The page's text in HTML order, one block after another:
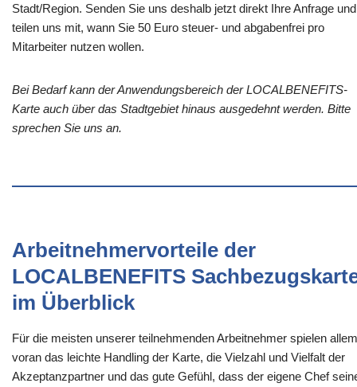
Stadt/Region. Senden Sie uns deshalb jetzt direkt Ihre Anfrage und
teilen uns mit, wann Sie 50 Euro steuer- und abgabenfrei pro
Mitarbeiter nutzen wollen.
Bei Bedarf kann der Anwendungsbereich der LOCALBENEFITS-
Karte auch über das Stadtgebiet hinaus ausgedehnt werden. Bitte
sprechen Sie uns an.
Arbeitnehmervorteile der
LOCALBENEFITS
im Überblick
Für die meisten unserer teilnehmenden Arbeitnehmer spielen allem
voran das leichte Handling der Karte, die Vielzahl und Vielfalt der
Akzeptanzpartner und das gute Gefühl, dass der eigene Chef